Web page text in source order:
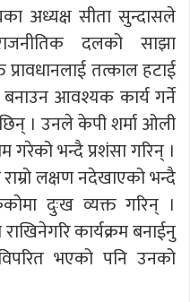
अध्यक्ष सीता सुन्दासले
दलको साझा
तत्काल हटाई
आवश्यक कार्य गर्ने
। उनले केपी शर्मा ओली
गरेको भन्दै प्रशंसा गरिन् ।
लक्षण नदेखाएको भन्दै
दुःख व्यक्त गरिन् ।
कार्यक्रम बनाईनु
भएको पनि उनको